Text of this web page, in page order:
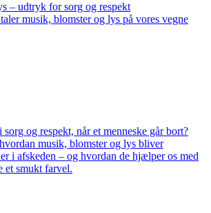
– udtryk for sorg og respekt
musik, blomster og lys på vores vegne
og respekt, når et menneske går bort?
musik, blomster og lys bliver
i afskeden – og hvordan de hjælper os med
et smukt farvel.